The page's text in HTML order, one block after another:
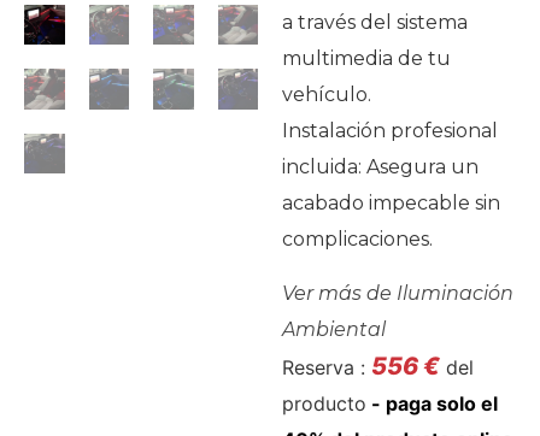
a través del sistema
multimedia de tu
vehículo.
Instalación profesional
incluida: Asegura un
acabado impecable sin
complicaciones.
Ver más de Iluminación
Ambiental
Reserva : 556€ del
producto